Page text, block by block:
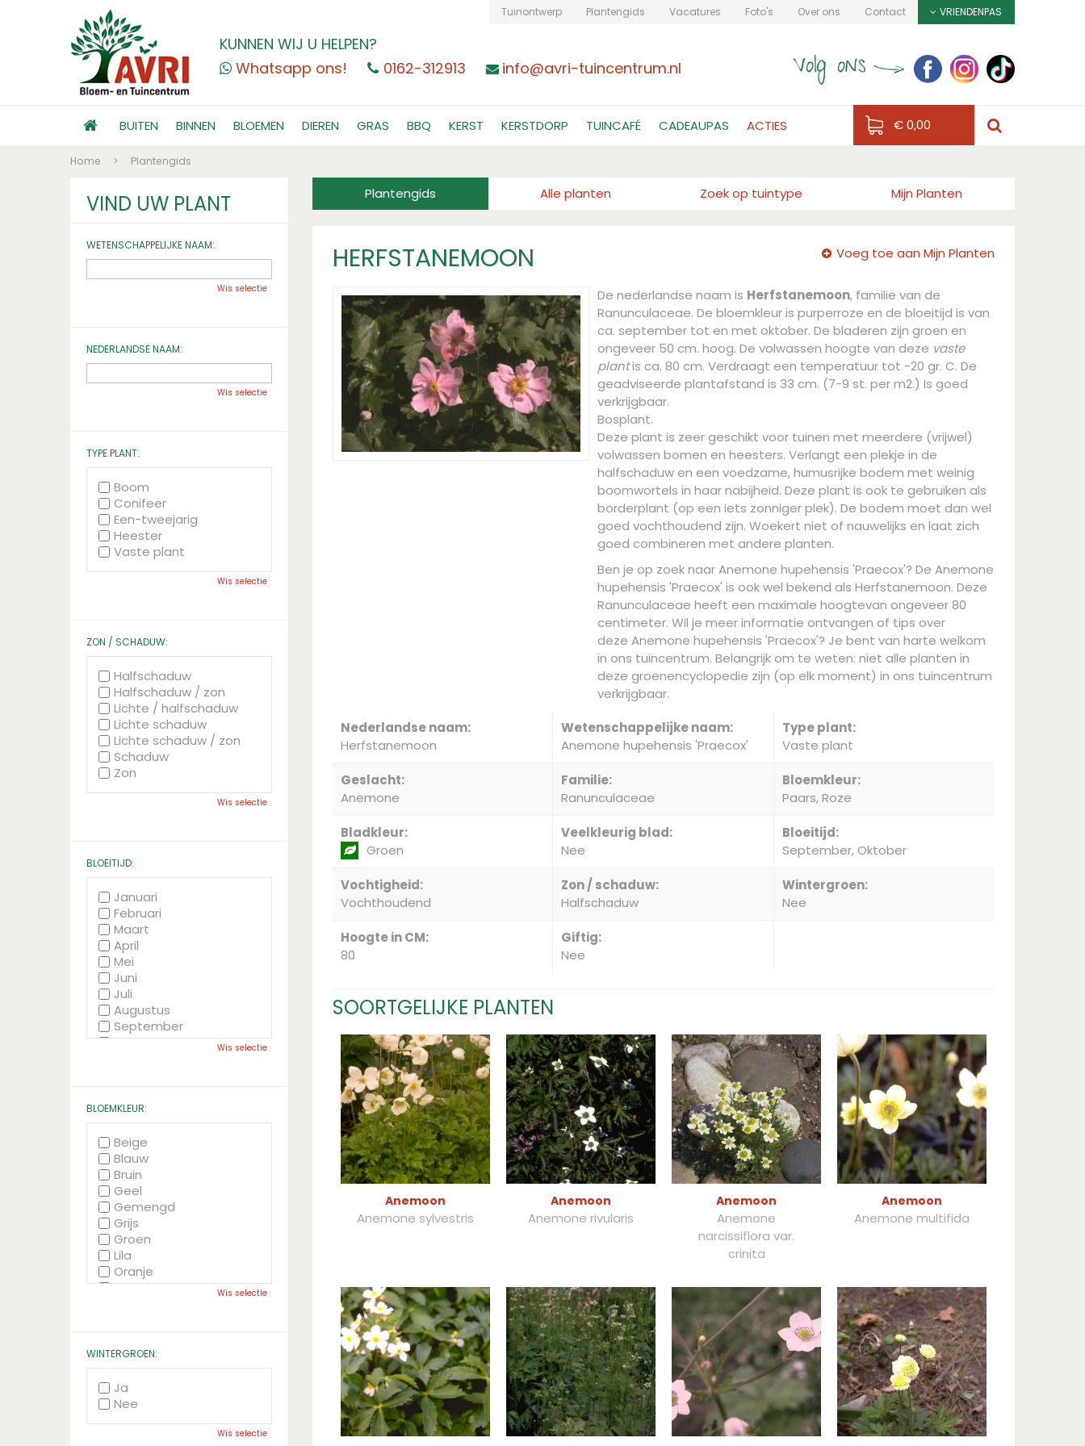
Home > Plantengids
KUNNEN WIJ U HELPEN?
Whatsapp ons!
0162-312913 info@avri-tuincentrum.nl
Tuinontwerp Plantengids Vacatures Foto's Over ons Contact VRIENDENPAS
BUITEN BINNEN BLOEMEN DIEREN GRAS BBQ KERST KERSTDORP TUINCAFÉ CADEAUPAS ACTIES € 0,00
Plantengids Alle planten Zoek op tuintype Mijn Planten
HERFSTANEMOON Voeg toe aan Mijn Planten
De nederlandse naam is Herfstanemoon, familie van de
Ranunculaceae. De bloemkleur is purperroze en de bloeitijd is van
ca. september tot en met oktober. De bladeren zijn groen en
ongeveer 50 cm. hoog. De volwassen hoogte van deze vaste
plantis ca. 80 cm. Verdraagt een temperatuur tot -20 gr. C. De
geadviseerde plantafstand is 33 cm. (7-9 st. per m2.) Is goed
verkrijgbaar.
Bosplant.
Deze plant is zeer geschikt voor tuinen met meerdere (vrijwel)
volwassen bomen en heesters. Verlangt een plekje in de
halfschaduw en een voedzame, humusrijke bodem met weinig
boomwortels in haar nabijheid. Deze plant is ook te gebruiken als
borderplant (op een iets zonniger plek). De bodem moet dan wel
goed vochthoudend zijn. Woekert niet of nauwelijks en laat zich
goed combineren met andere planten.
Ben je op zoek naar Anemone hupehensis 'Praecox'? De Anemone
hupehensis 'Praecox' is ook wel bekend als Herfstanemoon. Deze
Ranunculaceae heeft een maximale hoogtevan ongeveer 80
centimeter. Wil je meer informatie ontvangen of tips over
deze Anemone hupehensis 'Praecox'? Je bent van harte welkom
in ons tuincentrum. Belangrijk om te weten: niet alle planten in
deze groenencyclopedie zijn (op elk moment) in ons tuincentrum
verkrijgbaar.
Nederlandse naam:
Herfstanemoon
Wetenschappelijke naam:
Anemone hupehensis 'Praecox'
Type plant:
Vaste plant
Geslacht:
Anemone
Familie:
Ranunculaceae
Bloemkleur:
Paars, Roze
Bladkleur:
Groen
Veelkleurig blad:
Nee
Bloeitijd:
September, Oktober
Vochtigheid:
Vochthoudend
Zon / schaduw:
Halfschaduw
Wintergroen:
Nee
Hoogte in CM:
80
Giftig:
Nee
SOORTGELIJKE PLANTEN
Anemoon
Anemone sylvestris
Anemoon
Anemone rivularis
Anemoon
Anemone
narcissiflora var.
crinita
Anemoon
Anemone multifida
VIND UW PLANT
WETENSCHAPPELIJKE NAAM:
Wis selectie
NEDERLANDSE NAAM:
Wis selectie
TYPE PLANT:
Boom
Conifeer
Een-tweejarig
Heester
Vaste plant
Wis selectie
ZON / SCHADUW:
Halfschaduw
Halfschaduw / zon
Lichte / halfschaduw
Lichte schaduw
Lichte schaduw / zon
Schaduw
Zon
Wis selectie
BLOEITIJD:
Januari
Februari
Maart
April
Mei
Juni
Juli
Augustus
September
Oktober
Wis selectie
BLOEMKLEUR:
Beige
Blauw
Bruin
Geel
Gemengd
Grijs
Groen
Lila
Oranje
Paars
Zwart
Wis selectie
WINTERGROEN:
Ja
Nee
Wis selectie